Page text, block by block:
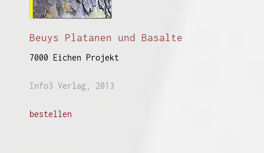
Beuys Platanen und Basalte
7000 Eichen Projekt
Info3 Verlag, 2013
bestellen